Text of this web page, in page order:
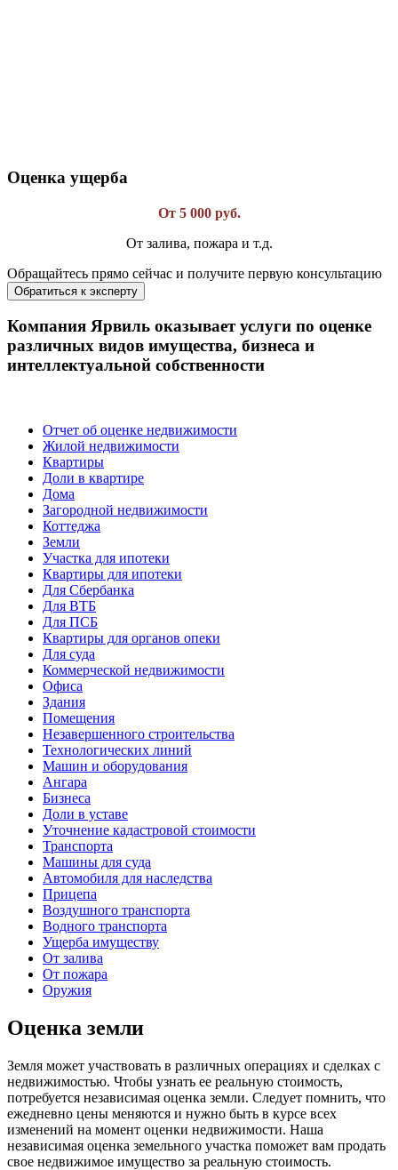
Оценка ущерба
От 5 000 руб.
От залива, пожара и т.д.
Обращайтесь прямо сейчас и получите первую консультацию
Обратиться к эксперту
Компания Ярвиль оказывает услуги по оценке
различных видов имущества, бизнеса и
интеллектуальной собственности
Отчет об оценке недвижимости
Жилой недвижимости
Квартиры
Доли в квартире
Дома
Загородной недвижимости
Коттеджа
Земли
Участка для ипотеки
Квартиры для ипотеки
Для Сбербанка
Для ВТБ
Для ПСБ
Квартиры для органов опеки
Для суда
Коммерческой недвижимости
Офиса
Здания
Помещения
Незавершенного строительства
Технологических линий
Машин и оборудования
Ангара
Бизнеса
Доли в уставе
Уточнение кадастровой стоимости
Транспорта
Машины для суда
Автомобиля для наследства
Прицепа
Воздушного транспорта
Водного транспорта
Ущерба имуществу
От залива
От пожара
Оружия
Оценка земли
Земля может участвовать в различных операциях и сделках с
недвижимостью. Чтобы узнать ее реальную стоимость,
потребуется независимая оценка земли. Следует помнить, что
ежедневно цены меняются и нужно быть в курсе всех
изменений на момент оценки недвижимости. Наша
независимая оценка земельного участка поможет вам продать
свое недвижимое имущество за реальную стоимость.